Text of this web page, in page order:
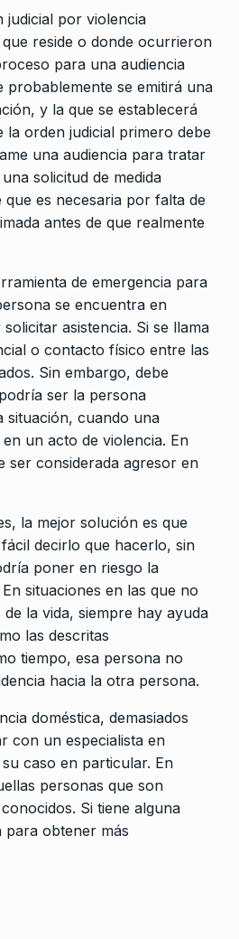
judicial por violencia
reside o donde ocurrieron
para una audiencia
probablemente se emitirá una
y la que se establecerá
orden judicial primero debe
una audiencia para tratar
solicitud de medida
es necesaria por falta de
antes de que realmente
de emergencia para
se encuentra en
asistencia. Si se llama
o contacto físico entre las
Sin embargo, debe
ser la persona
situación, cuando una
un acto de violencia. En
ser considerada agresor en
la mejor solución es que
decirlo que hacerlo, sin
poner en riesgo la
situaciones en las que no
la vida, siempre hay ayuda
las descritas
tiempo, esa persona no
hacia la otra persona.
doméstica, demasiados
con un especialista en
caso en particular. En
personas que son
Si tiene alguna
obtener más